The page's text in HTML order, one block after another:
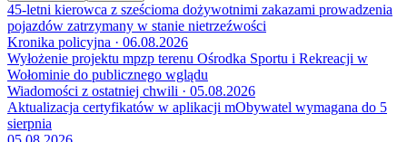
45-letni kierowca z sześcioma dożywotnimi zakazami prowadzenia
pojazdów zatrzymany w stanie nietrzeźwości
Kronika policyjna · 06.08.2026
Wyłożenie projektu mpzp terenu Ośrodka Sportu i Rekreacji w
Wołominie do publicznego wglądu
Wiadomości z ostatniej chwili · 05.08.2026
Aktualizacja certyfikatów w aplikacji mObywatel wymagana do 5
sierpnia